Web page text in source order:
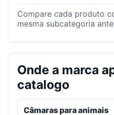
Compare cada produto
mesma subcategoria
Onde a marca
catalogo
Câmaras para animais